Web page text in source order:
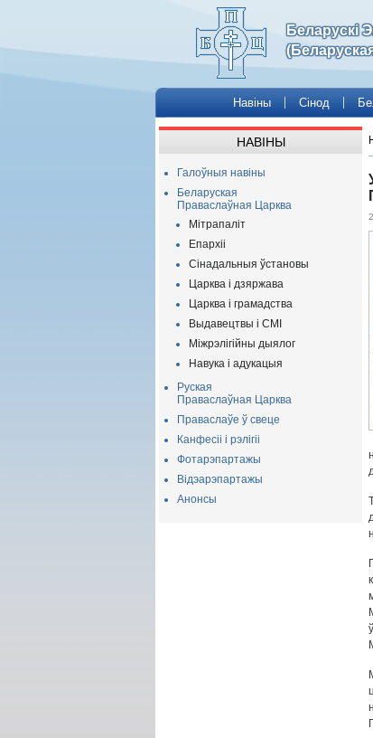
Беларускі
Навіны Сінод
НАВІНЫ
Галоўныя навіны
Беларуская
Праваслаўная Царква
Мітрапаліт
Епархіі
Сінадальныя ўстановы
Царква і дзяржава
Царква і грамадства
Выдавецтвы і СМІ
Міжрэлігійны дыялог
Навука і адукацыя
Руская
Праваслаўная Царква
Праваслаўе ў свеце
Канфесіі і рэлігіі
Фотарэпартажы
Відэарэпартажы
Анонсы